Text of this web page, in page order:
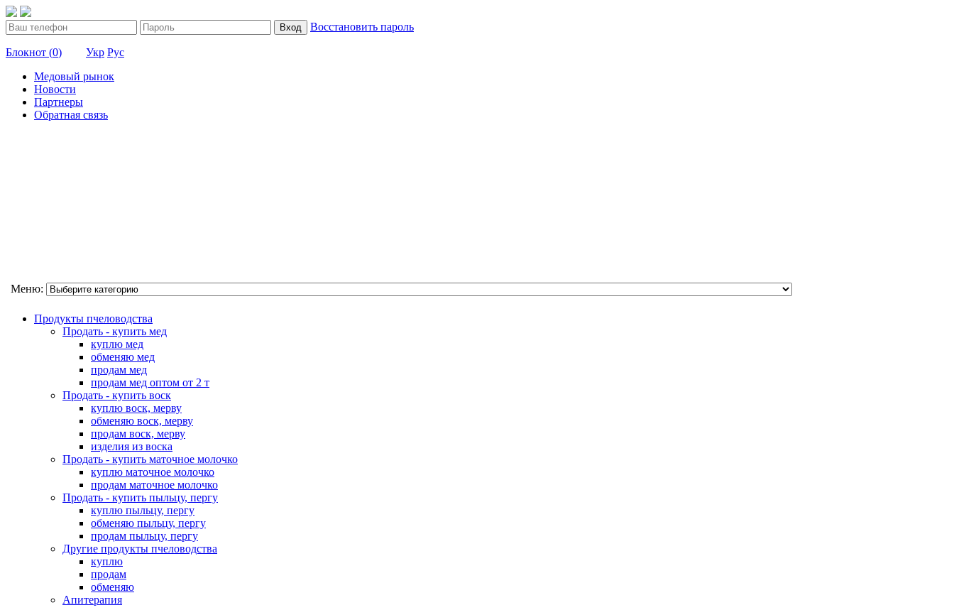
Вход Восстановить пароль
Блокнот (0) Укр Рус
Медовый рынок
Новости
Партнеры
Обратная связь
Меню:
Продукты пчеловодства
Продать - купить мед
куплю мед
обменяю мед
продам мед
продам мед оптом от 2 т
Продать - купить воск
куплю воск, мерву
обменяю воск, мерву
продам воск, мерву
изделия из воска
Продать - купить маточное молочко
куплю маточное молочко
продам маточное молочко
Продать - купить пыльцу, пергу
куплю пыльцу, пергу
обменяю пыльцу, пергу
продам пыльцу, пергу
Другие продукты пчеловодства
куплю
продам
обменяю
Апитерапия